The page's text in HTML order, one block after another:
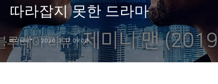
따라잡지 못한 드라마
페니웨이™ 2020. 3. 17. 09:00